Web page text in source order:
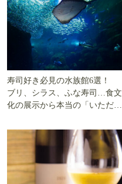
寿司好き必見の水族館6選！
ブリ、シラス、ふな寿司…食文
化の展示から本当の「いただき